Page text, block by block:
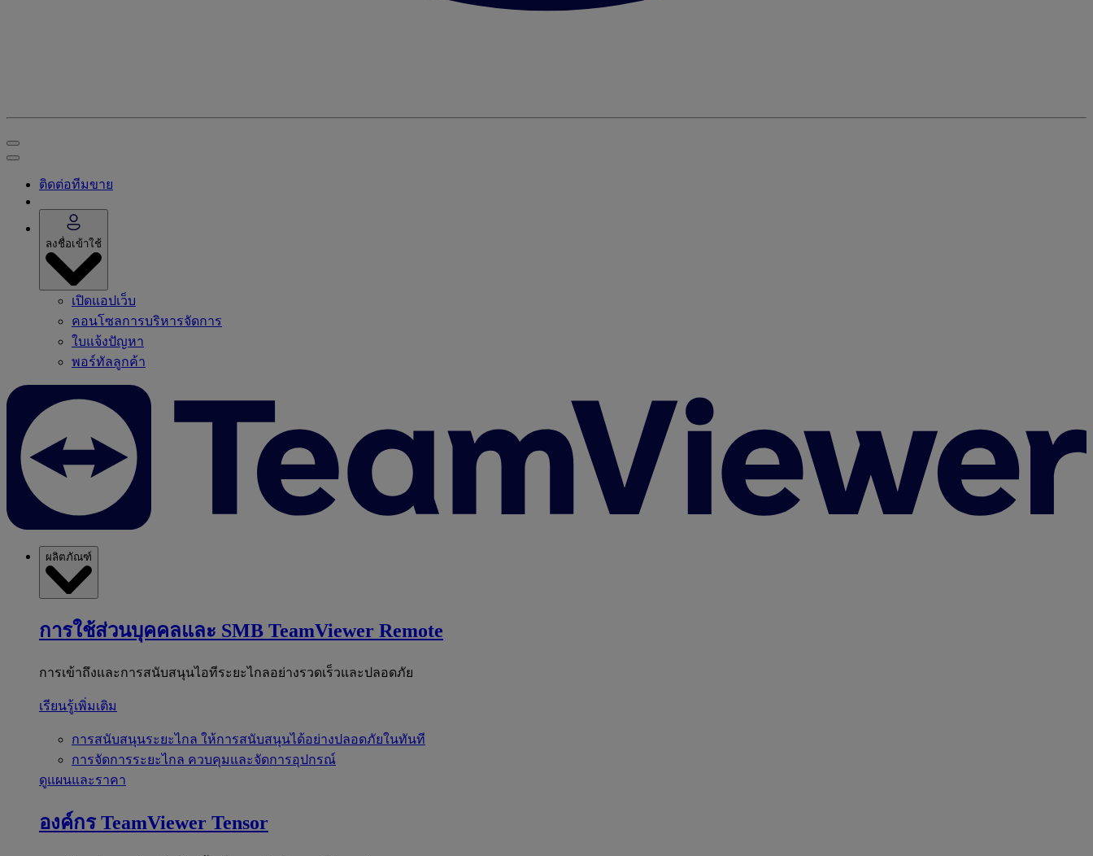
ติดต่อทีมขาย
ลงชื่อเข้าใช้
เปิดแอปเว็บ
คอนโซลการบริหารจัดการ
ใบแจ้งปัญหา
พอร์ทัลลูกค้า
ผลิตภัณฑ์
การใช้ส่วนบุคคลและ SMB TeamViewer Remote
การเข้าถึงและการสนับสนุนไอทีระยะไกลอย่างรวดเร็วและปลอดภัย
เรียนรู้เพิ่มเติม
การสนับสนุนระยะไกล ให้การสนับสนุนได้อย่างปลอดภัยในทันที
การจัดการระยะไกล ควบคุมและจัดการอุปกรณ์
ดูแผนและราคา
องค์กร TeamViewer Tensor